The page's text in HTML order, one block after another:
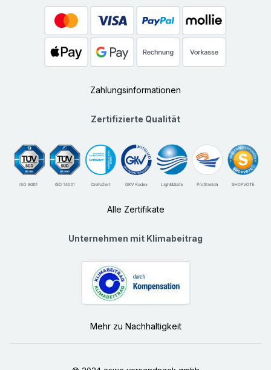
Zahlungsinformationen
Zertifizierte Qualität
Alle Zertifikate
Unternehmen mit Klimabeitrag
Mehr zu Nachhaltigkeit